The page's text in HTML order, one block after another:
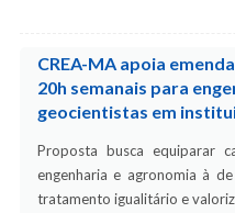
CREA-MA apoia
20h semanais para
geocientistas em
Proposta busca equiparar
engenharia e agronomia à
tratamento igualitário e